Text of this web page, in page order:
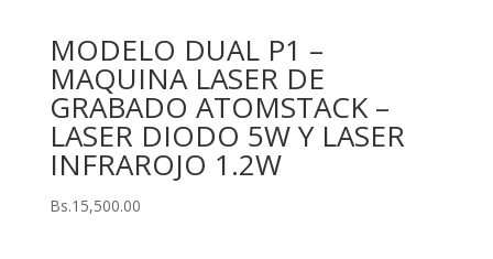
MODELO DUAL P1 –
MAQUINA LASER DE
GRABADO ATOMSTACK –
LASER DIODO 5W Y LASER
INFRAROJO 1.2W
Bs.15,500.00